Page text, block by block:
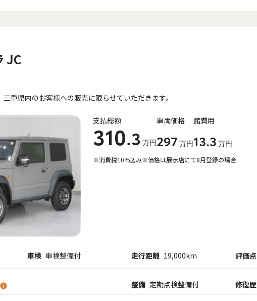
JC
重県内のお客様への販売に限らせていただきます。
支払総額
310.3 万円
車両価格
297 万円
諸費用
13.3 万円
※消費税10%込み※価格は展示店にて8月登録の場合
車検 車検整備付 走行距離 19,000km 評価点
整備 定期点検整備付 修復歴